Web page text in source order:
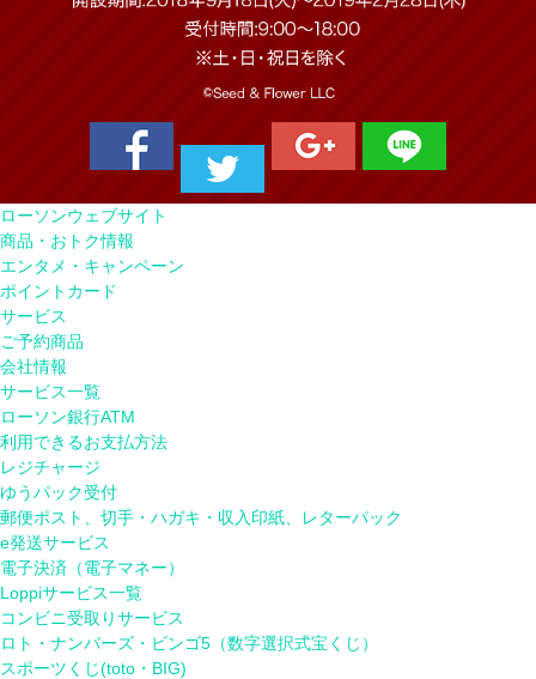
ローソンウェブサイト
商品・おトク情報
エンタメ・キャンペーン
ポイントカード
サービス
ご予約商品
会社情報
サービス一覧
ローソン銀行ATM
利用できるお支払方法
レジチャージ
ゆうパック受付
郵便ポスト、切手・ハガキ・収入印紙、レターパック
e発送サービス
電子決済（電子マネー）
Loppiサービス一覧
コンビニ受取りサービス
ロト・ナンバーズ・ビンゴ5（数字選択式宝くじ）
スポーツくじ(toto・BIG)